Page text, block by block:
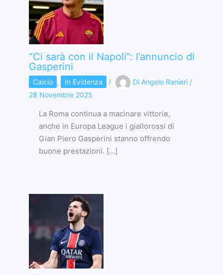
“Ci sarà con il Napoli”: l’annuncio di
Gasperini
Calcio , In Evidenza / Di Angelo Ranieri /
28 Novembre 2025
La Roma continua a macinare vittorie,
anche in Europa League i giallorossi di
Gian Piero Gasperini stanno offrendo
buone prestazioni. […]